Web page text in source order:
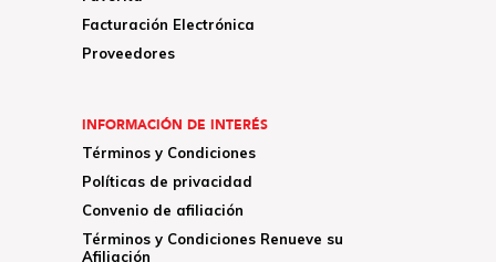
Facturación Electrónica
Proveedores
INFORMACIÓN DE INTERÉS
Términos y Condiciones
Políticas de privacidad
Convenio de afiliación
Términos y Condiciones Renueve su
Afiliación